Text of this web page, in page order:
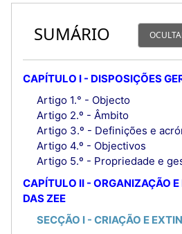
SUMÁRIO
CAPÍTULO I - DISPOSIÇÕES
Artigo 1.° - Objecto
Artigo 2.º - Âmbito
Artigo 3.º - Definições e
Artigo 4.º - Objectivos
Artigo 5.º - Propriedade e
CAPÍTULO II - ORGANIZAÇÃO
DAS ZEE
SECÇÃO I - CRIAÇÃO E